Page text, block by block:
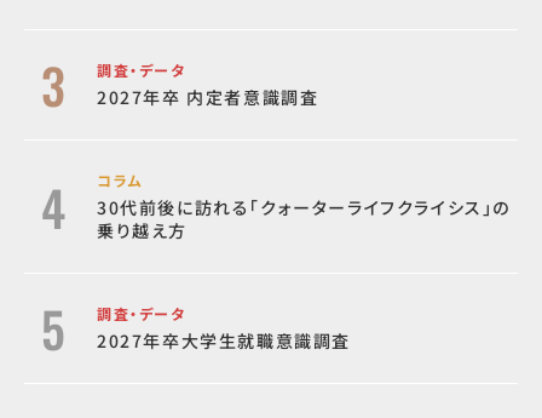
調査・データ
2027年卒 内定者意識調査
コラム
30代前後に訪れる「クォーターライフクライシス」の
乗り越え方
調査・データ
2027年卒大学生就職意識調査